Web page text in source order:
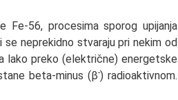
Fe-56, procesima sporog upijanja
neprekidno stvaraju pri nekim od
lako preko (električne) energetske
beta-minus (β-) radioaktivnom.